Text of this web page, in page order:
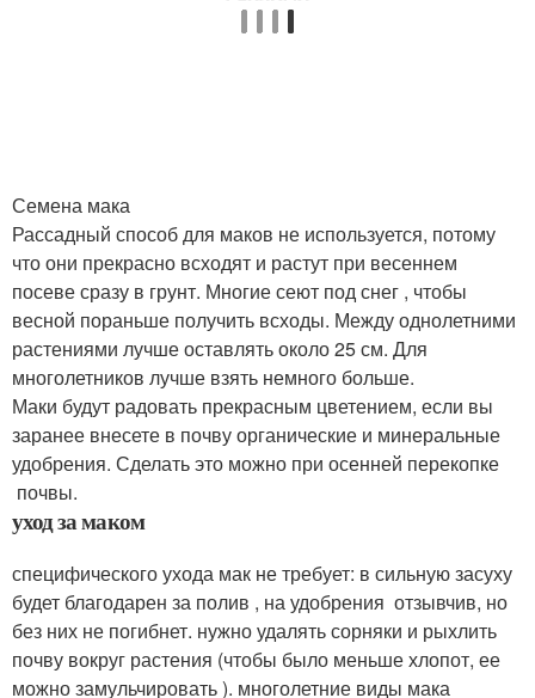
Семена мака
Рассадный способ для маков не используется, потому
что они прекрасно всходят и растут при весеннем
посеве сразу в грунт. Многие сеют под снег , чтобы
весной пораньше получить всходы. Между однолетними
растениями лучше оставлять около 25 см. Для
многолетников лучше взять немного больше.
Маки будут радовать прекрасным цветением, если вы
заранее внесете в почву органические и минеральные
удобрения. Сделать это можно при осенней перекопке
почвы.
уход за маком
специфического ухода мак не требует: в сильную засуху
будет благодарен за полив , на удобрения отзывчив, но
без них не погибнет. нужно удалять сорняки и рыхлить
почву вокруг растения (чтобы было меньше хлопот, ее
можно замульчировать ). многолетние виды мака